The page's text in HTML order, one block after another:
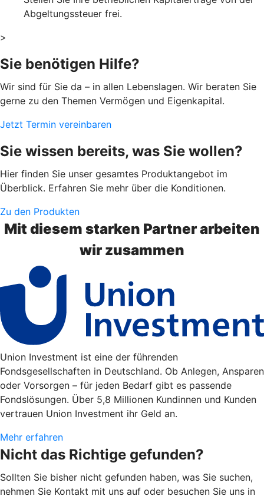
Abgeltungssteuer frei.
>
Sie benötigen Hilfe?
Wir sind für Sie da – in allen Lebenslagen. Wir beraten Sie
gerne zu den Themen Vermögen und Eigenkapital.
Jetzt Termin vereinbaren
Sie wissen bereits, was Sie wollen?
Hier finden Sie unser gesamtes Produktangebot im
Überblick. Erfahren Sie mehr über die Konditionen.
Zu den Produkten
Mit diesem starken Partner arbeiten
wir zusammen
Union Investment ist eine der führenden
Fondsgesellschaften in Deutschland. Ob Anlegen, Ansparen
oder Vorsorgen – für jeden Bedarf gibt es passende
Fondslösungen. Über 5,8 Millionen Kundinnen und Kunden
vertrauen Union Investment ihr Geld an.
Mehr erfahren
Nicht das Richtige gefunden?
Sollten Sie bisher nicht gefunden haben, was Sie suchen,
nehmen Sie Kontakt mit uns auf oder besuchen Sie uns in